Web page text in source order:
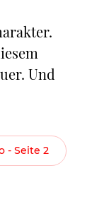
Und
- Seite 2